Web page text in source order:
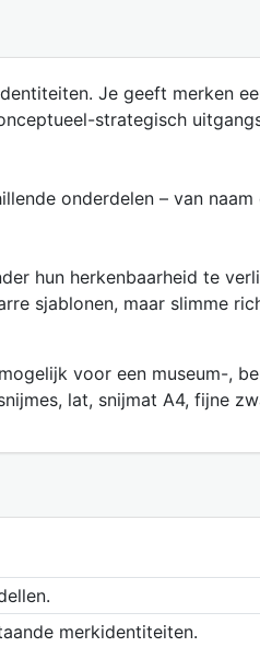
Je geeft merken
strategisch
onderdelen – van
hun herkenbaarheid te
sjablonen, maar slimme
voor een museum-,
lat, snijmat A4, fijne
merkidentiteiten.